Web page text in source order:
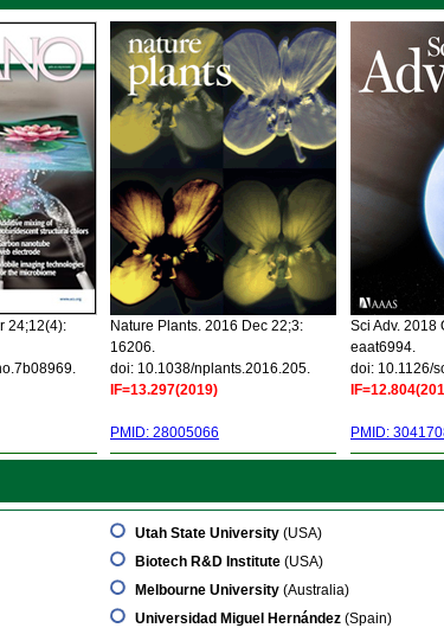
24;12(4):
Nature Plants. 2016 Dec 22;3:
16206.
doi: 10.1038/nplants.2016.205.
IF=13.297(2019)
PMID: 28005066
Sci Adv. 2018
eaat6994.
doi: 10.1126/
PMID:
Utah State University (USA)
Biotech R&D Institute (USA)
Melbourne University (Australia)
Universidad Miguel Hernández (Spain)